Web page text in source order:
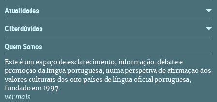
Atualidades
Ciberdúvidas
Quem Somos
Este é um espaço de esclarecimento, informação, debate e
promoção da língua portuguesa, numa perspetiva de afirmação dos
valores culturais dos oito países de língua oficial portuguesa,
fundado em 1997.
ver mais